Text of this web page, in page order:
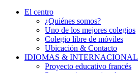
El centro
¿Quiénes somos?
Uno de los mejores colegios
Colegio libre de móviles
Ubicación & Contacto
IDIOMAS & INTERNACIONAL
Proyecto educativo francés